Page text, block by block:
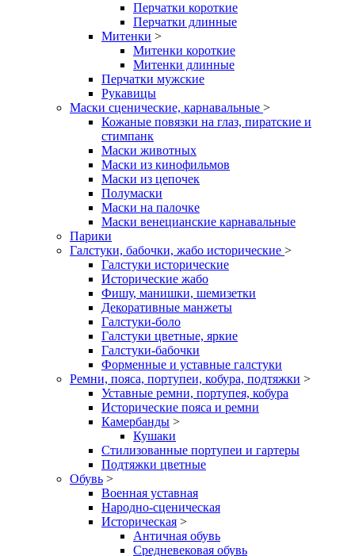
Перчатки короткие
Перчатки длинные
Митенки >
Митенки короткие
Митенки длинные
Перчатки мужские
Рукавицы
Маски сценические, карнавальные >
Кожаные повязки на глаз, пиратские и
стимпанк
Маски животных
Маски из кинофильмов
Маски из цепочек
Полумаски
Маски на палочке
Маски венецианские карнавальные
Парики
Галстуки, бабочки, жабо исторические >
Галстуки исторические
Исторические жабо
Фишу, манишки, шемизетки
Декоративные манжеты
Галстуки-боло
Галстуки цветные, яркие
Галстуки-бабочки
Форменные и уставные галстуки
Ремни, пояса, портупеи, кобура, подтяжки >
Уставные ремни, портупея, кобура
Исторические пояса и ремни
Камербанды >
Кушаки
Стилизованные портупеи и гартеры
Подтяжки цветные
Обувь >
Военная уставная
Народно-сценическая
Историческая >
Античная обувь
Средневековая обувь